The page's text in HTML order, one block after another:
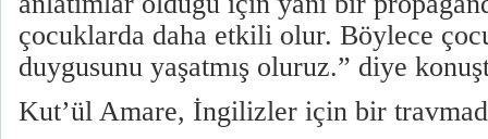
çocuklarda daha etkili olur. Böylece
duygusunu yaşatmış oluruz.” diye
Kut’ül Amare, İngilizler için bir